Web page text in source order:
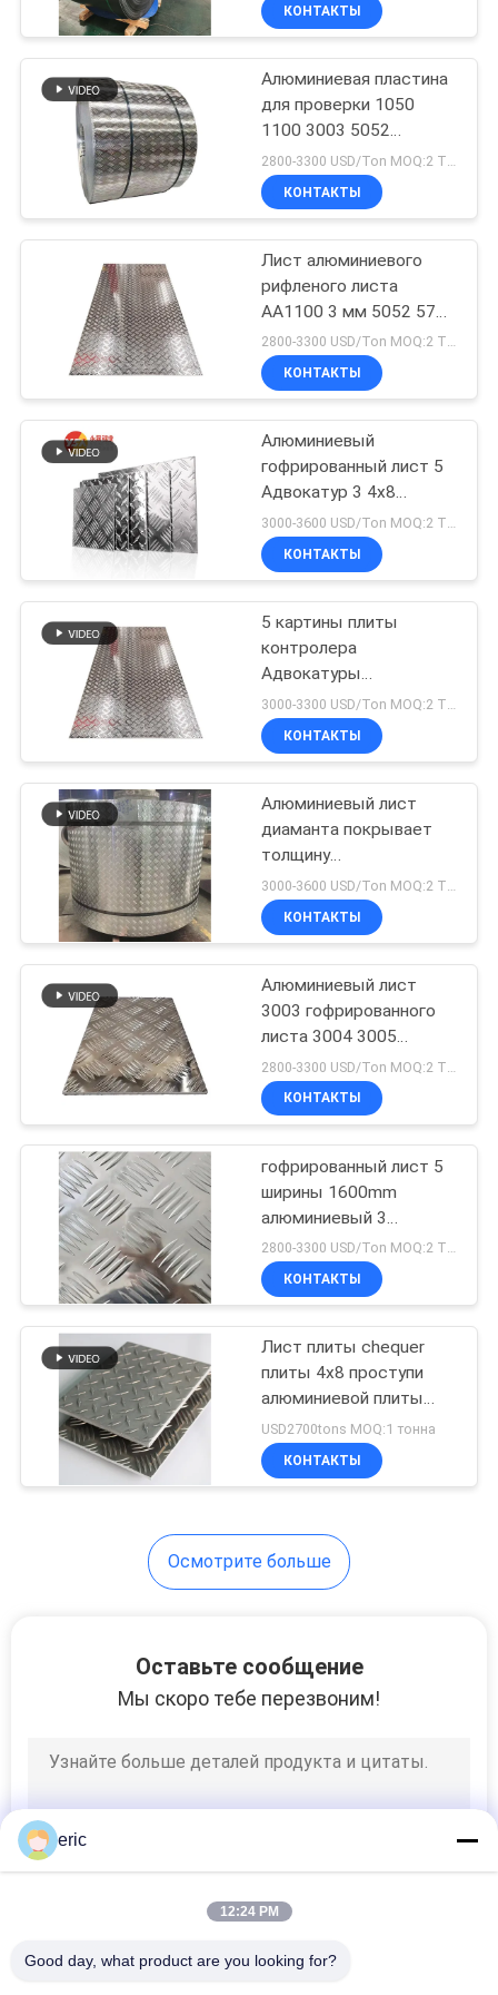
КАЧЕСТВА
СВЯЖИТЕСЬ
НОВОСТИ
СЛУЧАИ
СПРОСИТЕ
ЦИТАТУ
КАРТА
САЙТА
ПОЛИТИКА
КОНФИДЕНЦИАЛЬНОСТИ
КОНТАКТЫ
Алюминиевая пластина
для проверки 1050
1100 3003 5052
Алюминиевый лист с
рельефным
изображением для
КОНТАКТЫ
Лист алюминиевого
рифленого листа
AA1100 3 мм 5052 5754
6061 6063 7075 с
тиснением в виде
ромбов
2800-3300 USD/Ton MOQ:2 ТОННЫ
КОНТАКТЫ
Алюминиевый
гофрированный лист 5
Адвокатур 3 4x8
алюминиевой
Адвокатуры листа
диаманта выбитого
3000-3600 USD/Ton MOQ:2 ТОННЫ
КОНТАКТЫ
5 картины плиты
контролера
Адвокатуры
гофрированный лист
плиты AA1100
алюминиевой
алюминиевый для пола
лифта
КОНТАКТЫ
Алюминиевый лист
диаманта покрывает
толщину
гофрированного листа
алюминиевой плиты
Chequer алюминиевую
КОНТАКТЫ
Алюминиевый лист
3003 гофрированного
листа 3004 3005
алюминиевых листа
плиты диаманта H22
КОНТАКТЫ
гофрированный лист 5
ширины 1600mm
алюминиевый 3
алюминиевого
Адвокатуры листа
плиты контролера
2800-3300 USD/Ton MOQ:2 ТОННЫ
КОНТАКТЫ
Лист плиты chequer
плиты 4x8 проступи
алюминиевой плиты
проступи диаманта
алюминиевый
алюминиевый
USD2700tons MOQ:1 тонна
КОНТАКТЫ
Осмотрите больше
Оставьте сообщение
Мы скоро тебе перезвоним!
eric
12:24 PM
Good day, what product are you looking for?